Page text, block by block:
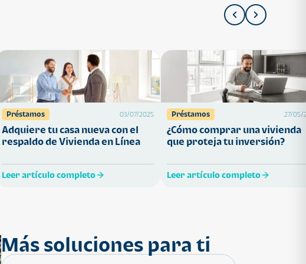
Préstamos 03/07/2025
Adquiere tu casa nueva con el
respaldo de Vivienda en Línea
Leer artículo completo
Préstamos 27/05/
¿Cómo comprar una vivienda
que proteja tu inversión?
Leer artículo completo
Más soluciones para ti